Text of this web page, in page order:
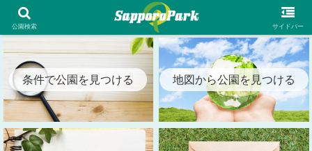
札幌市内の全公園情報を検索出来る札幌パーク（SapporoPark）
条件で公園を見つける 地図から公園を見つける
公園検索 サイドバー